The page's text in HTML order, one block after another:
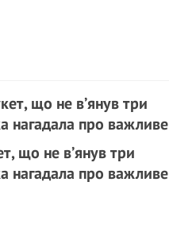
що не в’янув три
нагадала про важливе